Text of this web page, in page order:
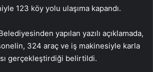
123 köy yolu ulaşıma kapandı.
yapılan yazılı açıklamada,
324 araç ve iş makinesiyle karla
gerçekleştirdiği belirtildi.